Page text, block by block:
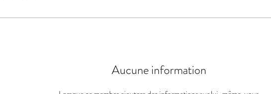
Aucune information